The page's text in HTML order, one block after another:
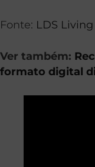
Fonte: LDS Living
Ver também:
formato digital